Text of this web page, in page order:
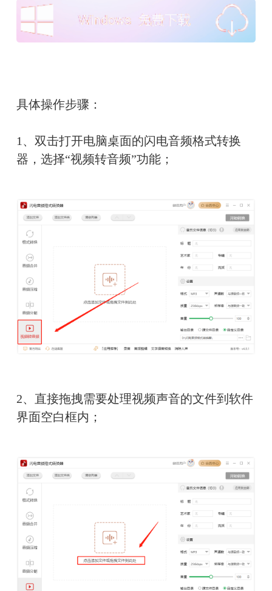
具体操作步骤：
1、双击打开电脑桌面的闪电音频格式转换
器，选择“视频转音频”功能；
2、直接拖拽需要处理视频声音的文件到软件
界面空白框内；